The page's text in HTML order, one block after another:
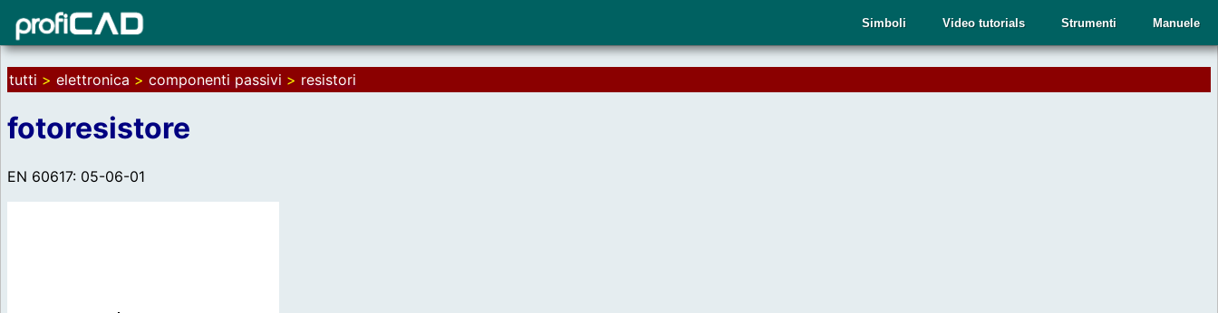
Manuele
Strumenti
Video tutorials
Simboli
tutti > elettronica > componenti passivi > resistori
fotoresistore
EN 60617: 05-06-01